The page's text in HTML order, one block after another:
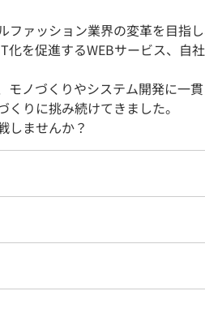
ァッション業界の変革を目指し
を促進するWEBサービス、自
ノづくりやシステム開発に一
りに挑み続けてきました。
しませんか？